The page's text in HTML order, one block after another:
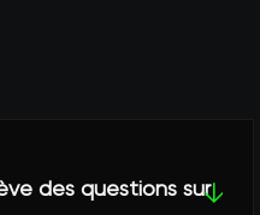
des questions sur↓